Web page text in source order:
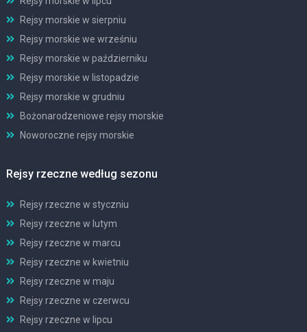
Rejsy morskie w sierpniu
Rejsy morskie we wrześniu
Rejsy morskie w październiku
Rejsy morskie w listopadzie
Rejsy morskie w grudniu
Bożonarodzeniowe rejsy morskie
Noworoczne rejsy morskie
Rejsy rzeczne według sezonu
Rejsy rzeczne w styczniu
Rejsy rzeczne w lutym
Rejsy rzeczne w marcu
Rejsy rzeczne w kwietniu
Rejsy rzeczne w maju
Rejsy rzeczne w czerwcu
Rejsy rzeczne w lipcu